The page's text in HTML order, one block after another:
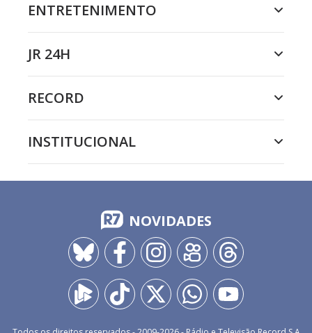
ENTRETENIMENTO
JR 24H
RECORD
INSTITUCIONAL
NOVIDADES